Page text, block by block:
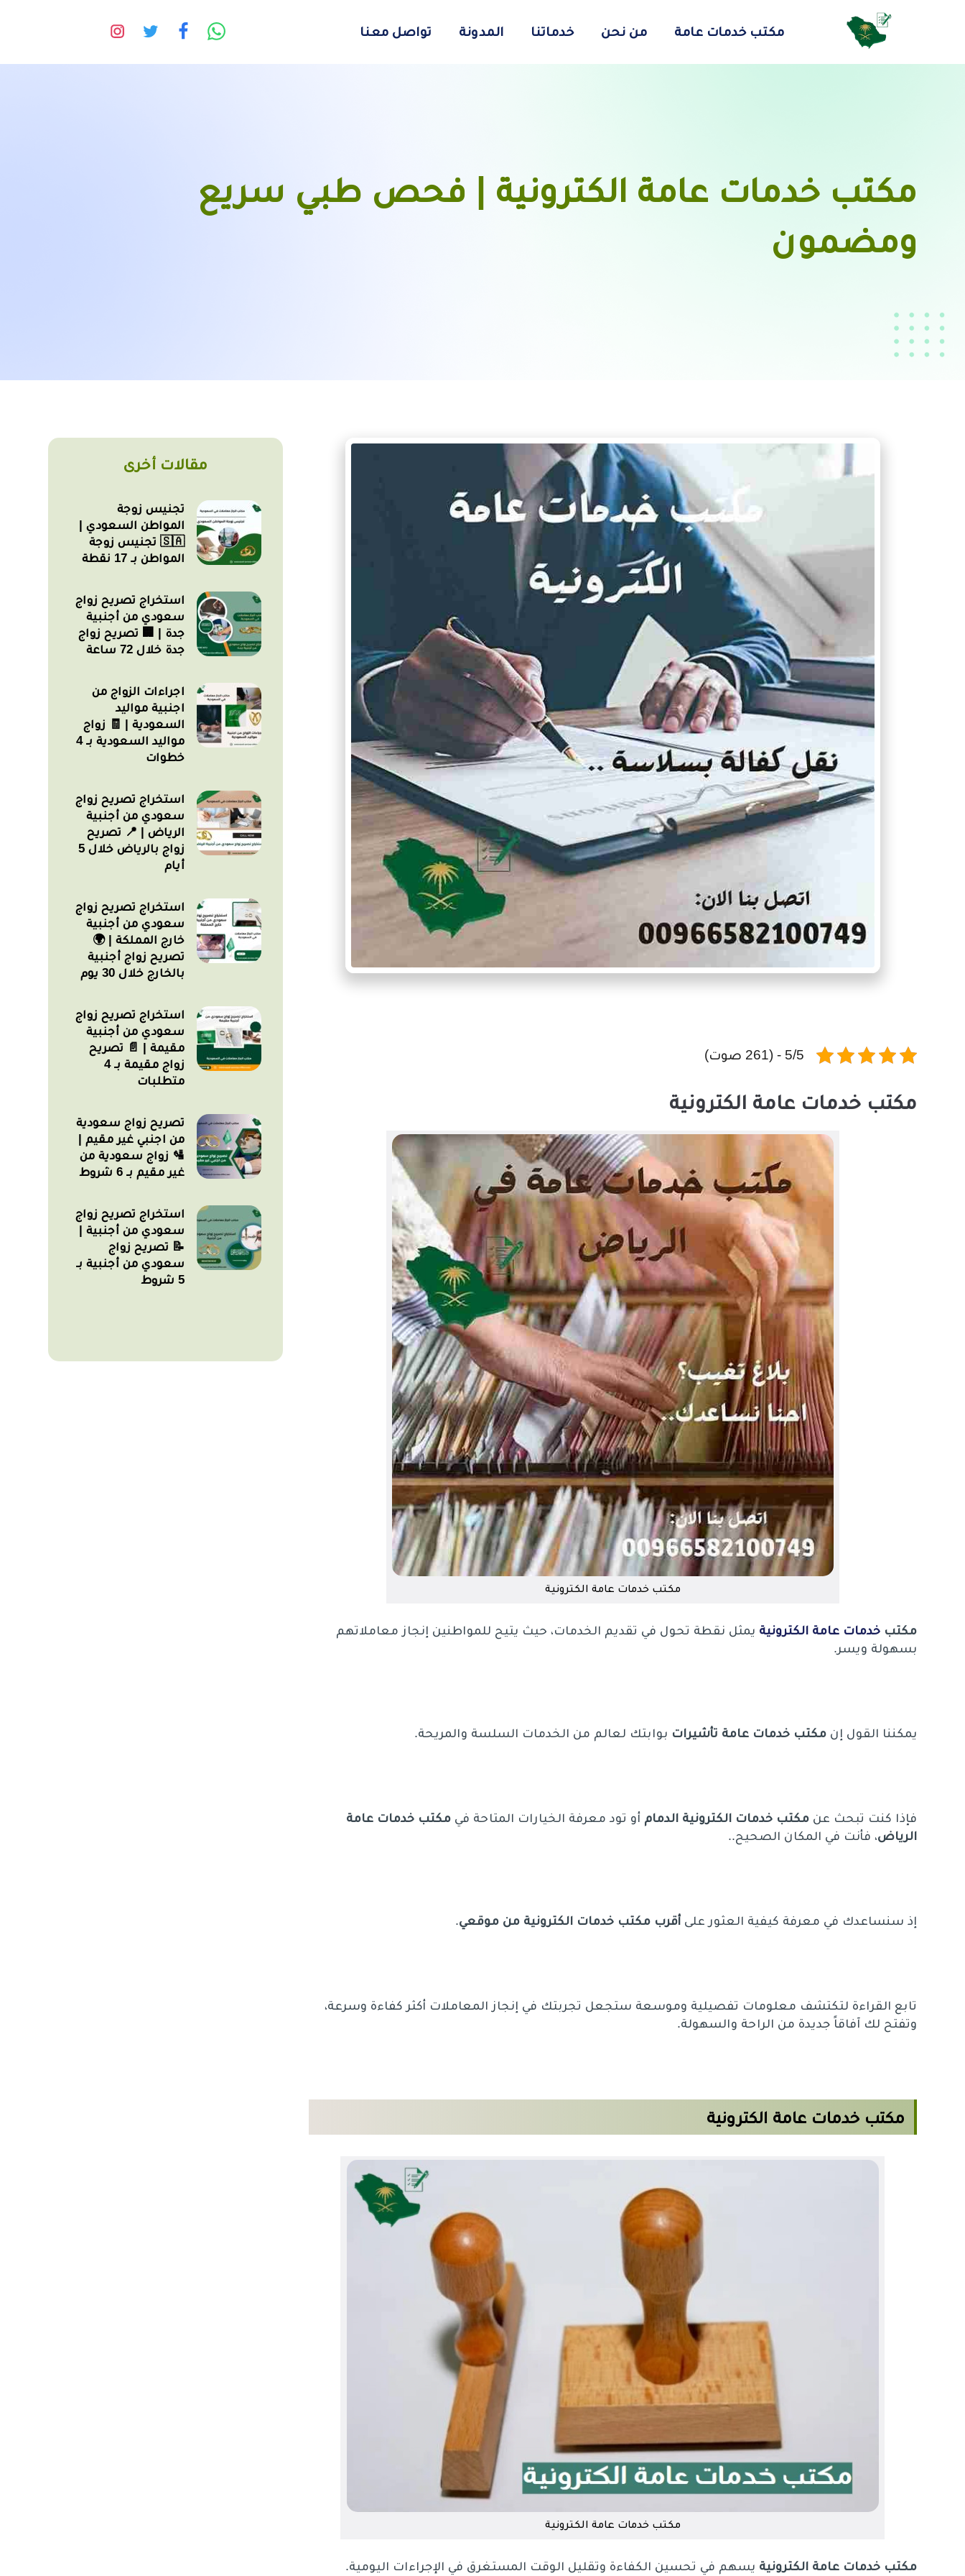
مكتب خدمات عامة من نحن خدماتنا المدونة تواصل معنا
مكتب خدمات عامة الكترونية | فحص طبي سريع
ومضمون
5/5 - (261 صوت)
مكتب خدمات عامة الكترونية
مكتب خدمات عامة الكترونية
مكتبخدمات عامة الكترونية يمثل نقطة تحول في تقديم الخدمات، حيث يتيح للمواطنين إنجاز معاملاتهم
بسهولة ويسر.
يمكننا القول إنمكتب خدمات عامة تأشيرات بوابتك لعالم من الخدمات السلسة والمريحة.
فإذا كنت تبحث عنمكتب خدمات الكترونية الدمام أو تود معرفة الخيارات المتاحة فيمكتب خدمات عامة
الرياض، فأنت في المكان الصحيح..
إذ سنساعدك في معرفة كيفية العثور علىأقرب مكتب خدمات الكترونية من موقعي.
تابع القراءة لتكتشف معلومات تفصيلية وموسعة ستجعل تجربتك في إنجاز المعاملات أكثر كفاءة وسرعة،
وتفتح لك آفاقاً جديدة من الراحة والسهولة.
مكتب خدمات عامة الكترونية
مكتب خدمات عامة الكترونية
مكتب خدمات عامة الكترونية يسهم في تحسين الكفاءة وتقليل الوقت المستغرق في الإجراءات اليومية.
مقالات أخرى
تجنيس زوجة
المواطن السعودي |
🇸🇦 تجنيس زوجة
المواطن بـ 17 نقطة
استخراج تصريح زواج
سعودي من أجنبية
جدة | 🏢 تصريح زواج
جدة خلال 72 ساعة
اجراءات الزواج من
اجنبية مواليد
السعودية | 🧾 زواج
مواليد السعودية بـ 4
خطوات
استخراج تصريح زواج
سعودي من أجنبية
الرياض | 📍 تصريح
زواج بالرياض خلال 5
أيام
استخراج تصريح زواج
سعودي من أجنبية
خارج المملكة | 🌍
تصريح زواج أجنبية
بالخارج خلال 30 يوم
استخراج تصريح زواج
سعودي من أجنبية
مقيمة | 📄 تصريح
زواج مقيمة بـ 4
متطلبات
تصريح زواج سعودية
من اجنبي غير مقيم |
🛂 زواج سعودية من
غير مقيم بـ 6 شروط
استخراج تصريح زواج
سعودي من أجنبية |
📝 تصريح زواج
سعودي من أجنبية بـ
5 شروط